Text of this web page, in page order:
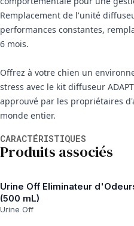
Remplacement de l'unité
performances constantes,
6 mois.
Offrez à votre chien un
stress avec le kit diffuseur
approuvé par les propriétaires
monde entier.
CARACTÉRISTIQUES
Produits associés
Urine Off Eliminateur
(500 mL)
Urine Off